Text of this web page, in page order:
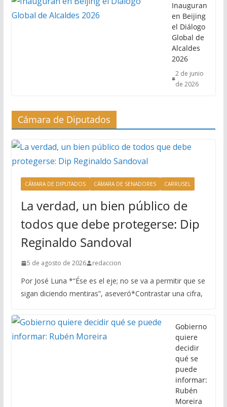
Inauguran
en Beijing
el Diálogo
Global de
Alcaldes
2026
2 de junio
de 2026
Cámara de Diputados
CÁMARA DE DIPUTADOS CÁMARA DE SENADORES CARRUSEL
La verdad, un bien público de
todos que debe protegerse: Dip
Reginaldo Sandoval
5 de agosto de 2026 redaccion
Por José Luna *“Ése es el eje; no se va a permitir que se
sigan diciendo mentiras”, aseveró*Contrastar una cifra,
Gobierno
quiere
decidir
qué se
puede
informar:
Rubén
Moreira